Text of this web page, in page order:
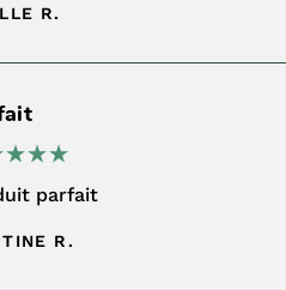
R.
parfait
R.